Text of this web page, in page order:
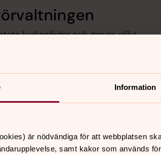
Information
är nödvändiga för att webbplatsen
samt kakor som används
kyrkogårdar och gravar, olika
så bokar vi därefter vid
och övriga ärenden.